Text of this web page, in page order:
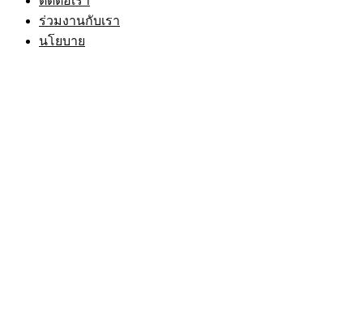
ร่วมงานกับเรา
นโยบาย